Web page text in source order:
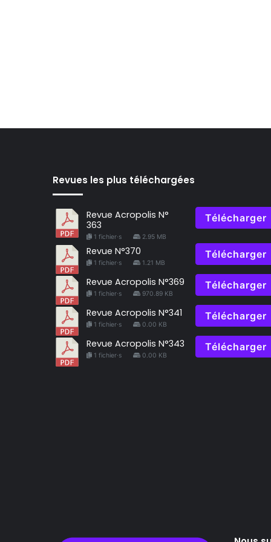
Revues les plus téléchargées
Revue Acropolis N°
363
1 fichier·s 2.95 MB
Télécharger
Revue N°370
1 fichier·s 1.21 MB
Télécharger
Revue Acropolis N°369
1 fichier·s 970.89 KB
Télécharger
Revue Acropolis N°341
1 fichier·s 0.00 KB
Télécharger
Revue Acropolis N°343
1 fichier·s 0.00 KB
Télécharger